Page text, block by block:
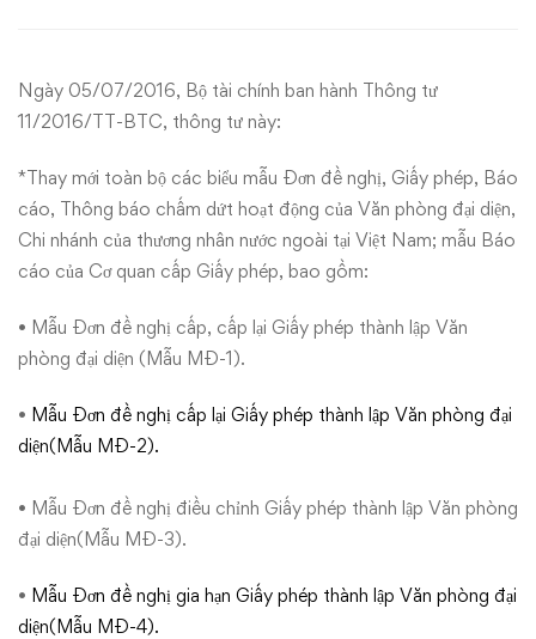
mới
về
văn
phòng
đại
diện
và
chi
nhánh
của
thương
Ngày 05/07/2016, Bộ tài chính ban hành Thông tư
11/2016/TT-BTC, thông tư này:
*Thay mới toàn bộ các biểu mẫu Đơn đề nghị, Giấy phép, Báo
cáo, Thông báo chấm dứt hoạt động của Văn phòng đại diện,
Chi nhánh của thương nhân nước ngoài tại Việt Nam; mẫu Báo
cáo của Cơ quan cấp Giấy phép, bao gồm:
• Mẫu Đơn đề nghị cấp, cấp lại Giấy phép thành lập Văn
phòng đại diện (Mẫu MĐ-1).
• Mẫu Đơn đề nghị cấp lại Giấy phép thành lập Văn phòng đại
diện(Mẫu MĐ-2).
• Mẫu Đơn đề nghị điều chỉnh Giấy phép thành lập Văn phòng
đại diện(Mẫu MĐ-3).
• Mẫu Đơn đề nghị gia hạn Giấy phép thành lập Văn phòng đại
diện(Mẫu MĐ-4).